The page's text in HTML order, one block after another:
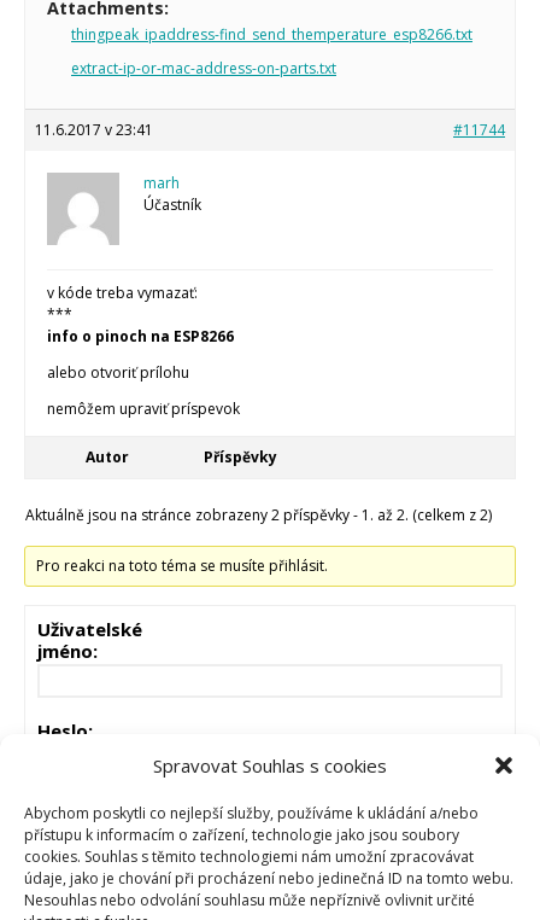
Spravovat Souhlas s cookies
Abychom poskytli co nejlepší služby, používáme k ukládání a/nebo
přístupu k informacím o zařízení, technologie jako jsou soubory
cookies. Souhlas s těmito technologiemi nám umožní zpracovávat
údaje, jako je chování při procházení nebo jedinečná ID na tomto webu.
Nesouhlas nebo odvolání souhlasu může nepříznivě ovlivnit určité
Attachments:
thingpeak_ipaddress-find_send_themperature_esp8266.txt
extract-ip-or-mac-address-on-parts.txt
11.6.2017 v 23:41 #11744
marh
Účastník
v kóde treba vymazať:
***
info o pinoch na ESP8266
alebo otvoriť prílohu
nemôžem upraviť príspevok
Autor Příspěvky
Aktuálně jsou na stránce zobrazeny 2 příspěvky - 1. až 2. (celkem z 2)
Pro reakci na toto téma se musíte přihlásit.
Uživatelské
jméno:
Heslo:
Zůstat přihlášen
PŘIHLÁSIT